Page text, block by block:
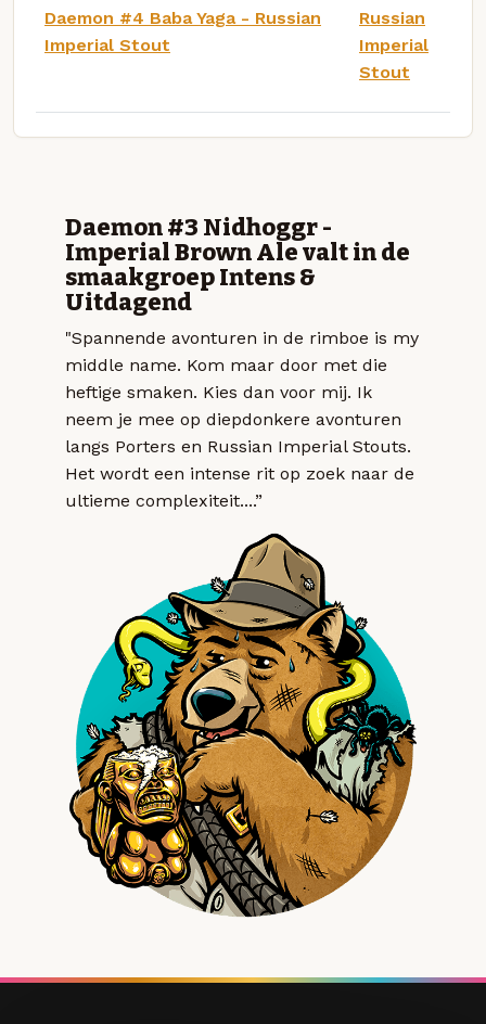
Daemon #4 Baba Yaga - Russian
Imperial Stout
Russian
Imperial
Stout
Daemon #3 Nidhoggr -
Imperial Brown Ale valt in de
smaakgroep Intens &
Uitdagend
"Spannende avonturen in de rimboe is my
middle name. Kom maar door met die
heftige smaken. Kies dan voor mij. Ik
neem je mee op diepdonkere avonturen
langs Porters en Russian Imperial Stouts.
Het wordt een intense rit op zoek naar de
ultieme complexiteit....”